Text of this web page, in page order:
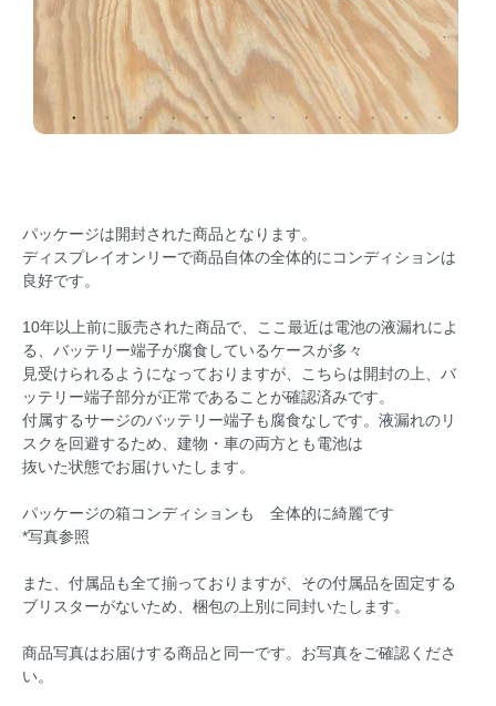
パッケージは開封された商品となります。
ディスプレイオンリーで商品自体の全体的にコンディションは
良好です。
10年以上前に販売された商品で、ここ最近は電池の液漏れによ
る、バッテリー端子が腐食しているケースが多々
見受けられるようになっておりますが、こちらは開封の上、バ
ッテリー端子部分が正常であることが確認済みです。
付属するサージのバッテリー端子も腐食なしです。液漏れのリ
スクを回避するため、建物・車の両方とも電池は
抜いた状態でお届けいたします。
パッケージの箱コンディションも 全体的に綺麗です
*写真参照
また、付属品も全て揃っておりますが、その付属品を固定する
ブリスターがないため、梱包の上別に同封いたします。
商品写真はお届けする商品と同一です。お写真をご確認くださ
い。